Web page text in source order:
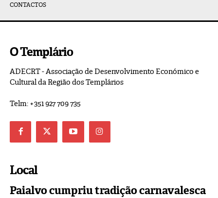
CONTACTOS
O Templário
ADECRT - Associação de Desenvolvimento Económico e
Cultural da Região dos Templários
Telm: +351 927 709 735
Local
Paialvo cumpriu tradição carnavalesca